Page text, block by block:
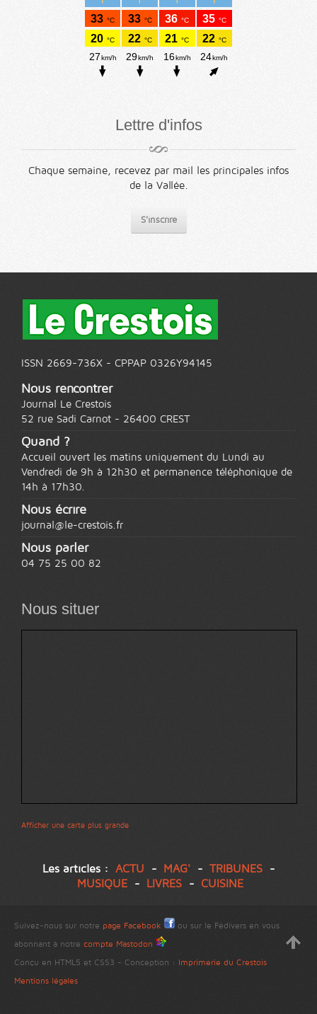
Lettre d'infos
Chaque semaine, recevez par mail les principales infos
de la Vallée.
S'inscrire
ISSN 2669-736X - CPPAP 0326Y94145
Nous rencontrer
Journal Le Crestois
52 rue Sadi Carnot - 26400 CREST
Quand ?
Accueil ouvert les matins uniquement du Lundi au
Vendredi de 9h à 12h30 et permanence téléphonique de
14h à 17h30.
Nous écrire
journal@le-crestois.fr
Nous parler
04 75 25 00 82
Nous situer
Afficher une carte plus grande
Les articles : ACTU - MAG' - TRIBUNES -
MUSIQUE
- LIVRES - CUISINE
Suivez-nous sur notre page Facebook
ou sur le Fédivers en vous
abonnant à notre compte Mastodon
Conçu en HTML5 et CSS3 - Conception : Imprimerie du Crestois
Mentions légales